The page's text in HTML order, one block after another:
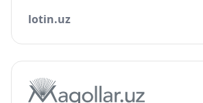
lotin.uz